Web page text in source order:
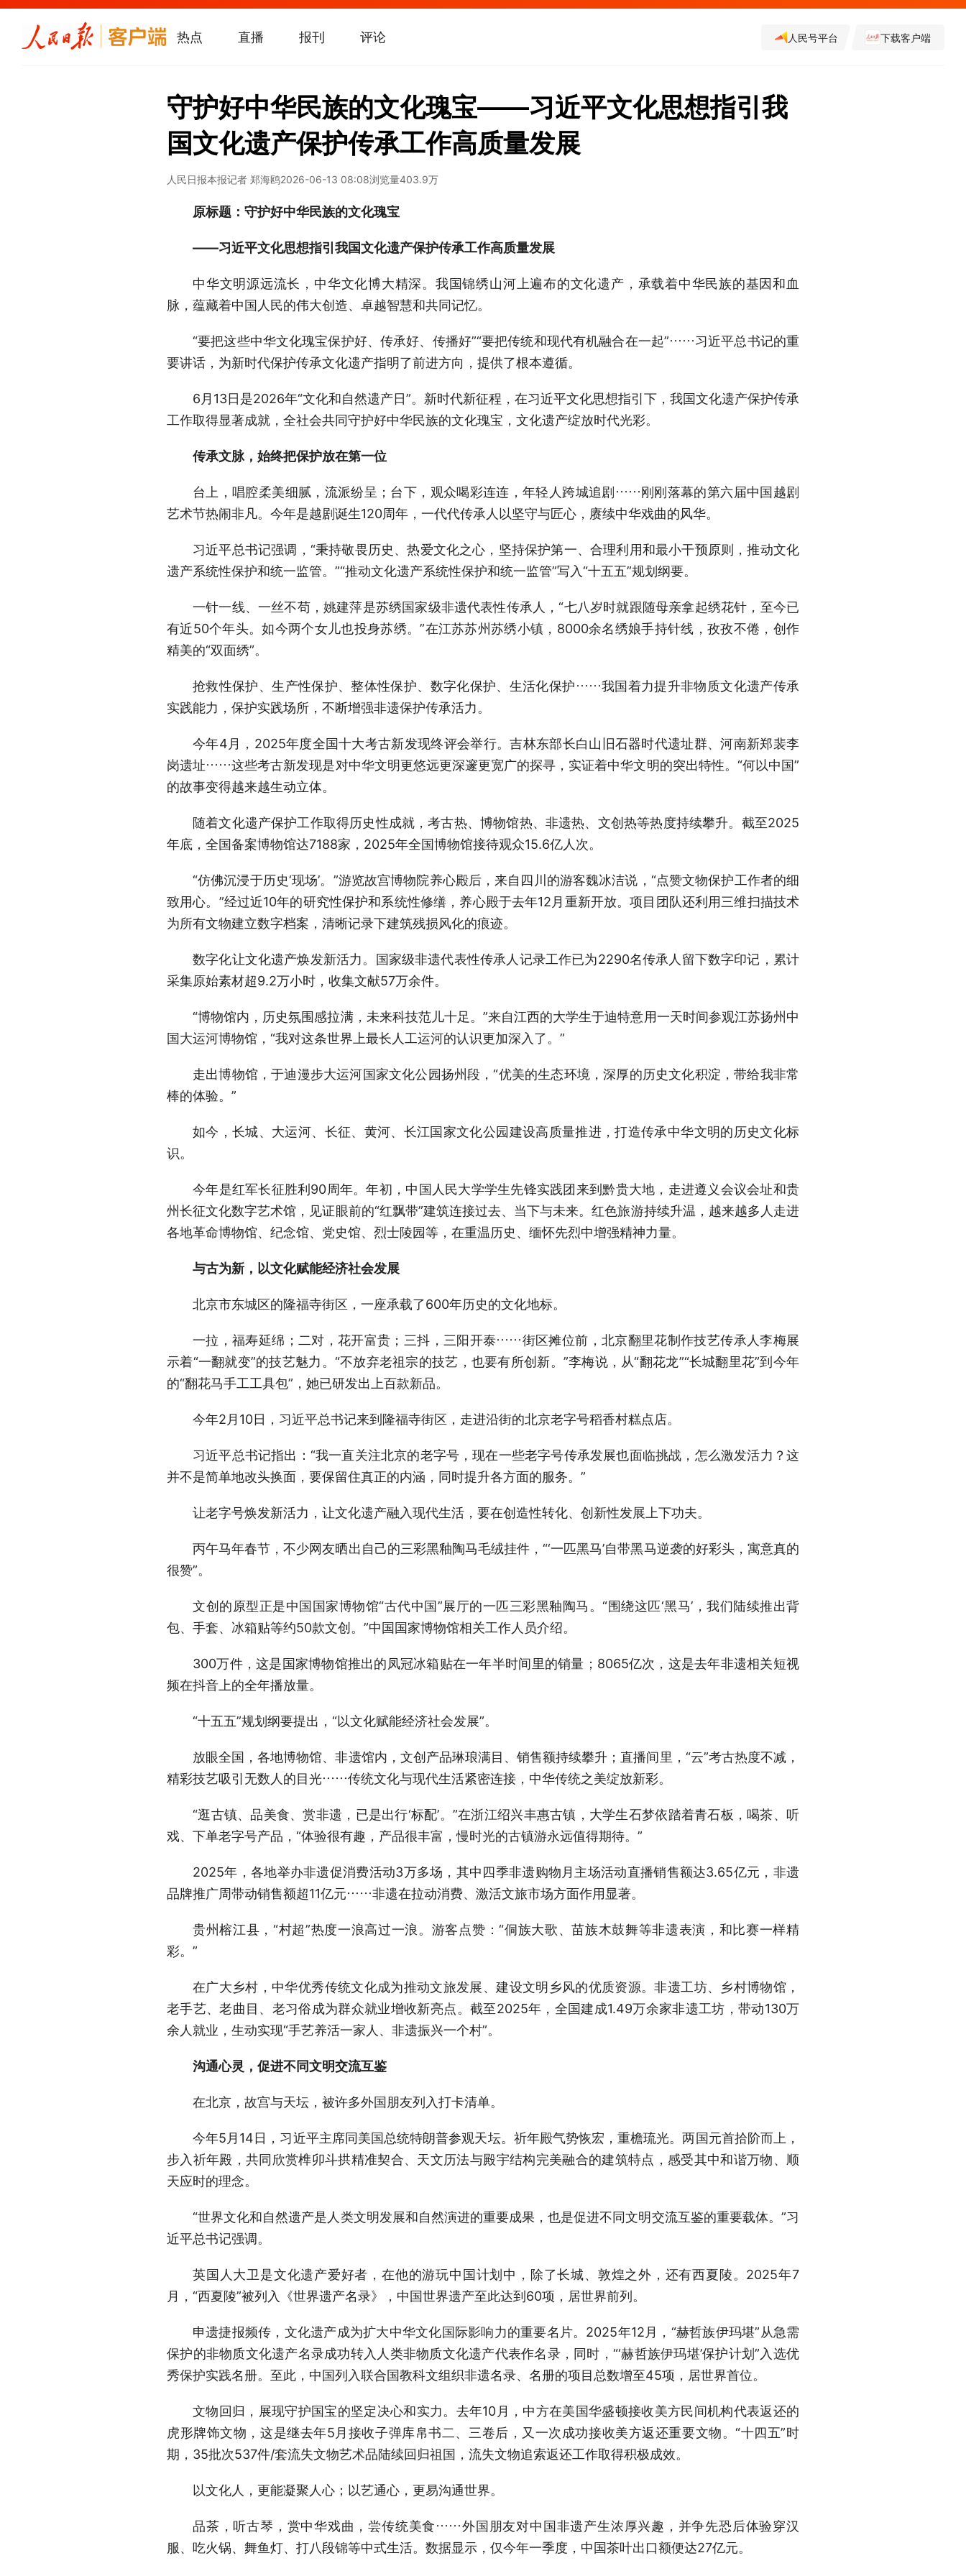
热点 直播 报刊 评论 人民号平台 下载客户端
守护好中华民族的文化瑰宝——习近平文化思想指引我
国文化遗产保护传承工作高质量发展
人民日报本报记者 郑海鸥2026-06-13 08:08浏览量403.9万
原标题：守护好中华民族的文化瑰宝
——习近平文化思想指引我国文化遗产保护传承工作高质量发展
中华文明源远流长，中华文化博大精深。我国锦绣山河上遍布的文化遗产，承载着中华民族的基因和血
脉，蕴藏着中国人民的伟大创造、卓越智慧和共同记忆。
“要把这些中华文化瑰宝保护好、传承好、传播好”“要把传统和现代有机融合在一起”……习近平总书记的重
要讲话，为新时代保护传承文化遗产指明了前进方向，提供了根本遵循。
6月13日是2026年“文化和自然遗产日”。新时代新征程，在习近平文化思想指引下，我国文化遗产保护传承
工作取得显著成就，全社会共同守护好中华民族的文化瑰宝，文化遗产绽放时代光彩。
传承文脉，始终把保护放在第一位
台上，唱腔柔美细腻，流派纷呈；台下，观众喝彩连连，年轻人跨城追剧……刚刚落幕的第六届中国越剧
艺术节热闹非凡。今年是越剧诞生120周年，一代代传承人以坚守与匠心，赓续中华戏曲的风华。
习近平总书记强调，“秉持敬畏历史、热爱文化之心，坚持保护第一、合理利用和最小干预原则，推动文化
遗产系统性保护和统一监管。”“推动文化遗产系统性保护和统一监管”写入“十五五”规划纲要。
一针一线、一丝不苟，姚建萍是苏绣国家级非遗代表性传承人，“七八岁时就跟随母亲拿起绣花针，至今已
有近50个年头。如今两个女儿也投身苏绣。”在江苏苏州苏绣小镇，8000余名绣娘手持针线，孜孜不倦，创作
精美的“双面绣”。
抢救性保护、生产性保护、整体性保护、数字化保护、生活化保护……我国着力提升非物质文化遗产传承
实践能力，保护实践场所，不断增强非遗保护传承活力。
今年4月，2025年度全国十大考古新发现终评会举行。吉林东部长白山旧石器时代遗址群、河南新郑裴李
岗遗址……这些考古新发现是对中华文明更悠远更深邃更宽广的探寻，实证着中华文明的突出特性。“何以中国”
的故事变得越来越生动立体。
随着文化遗产保护工作取得历史性成就，考古热、博物馆热、非遗热、文创热等热度持续攀升。截至2025
年底，全国备案博物馆达7188家，2025年全国博物馆接待观众15.6亿人次。
“仿佛沉浸于历史‘现场’。”游览故宫博物院养心殿后，来自四川的游客魏冰洁说，“点赞文物保护工作者的细
致用心。”经过近10年的研究性保护和系统性修缮，养心殿于去年12月重新开放。项目团队还利用三维扫描技术
为所有文物建立数字档案，清晰记录下建筑残损风化的痕迹。
数字化让文化遗产焕发新活力。国家级非遗代表性传承人记录工作已为2290名传承人留下数字印记，累计
采集原始素材超9.2万小时，收集文献57万余件。
“博物馆内，历史氛围感拉满，未来科技范儿十足。”来自江西的大学生于迪特意用一天时间参观江苏扬州中
国大运河博物馆，“我对这条世界上最长人工运河的认识更加深入了。”
走出博物馆，于迪漫步大运河国家文化公园扬州段，“优美的生态环境，深厚的历史文化积淀，带给我非常
棒的体验。”
如今，长城、大运河、长征、黄河、长江国家文化公园建设高质量推进，打造传承中华文明的历史文化标
识。
今年是红军长征胜利90周年。年初，中国人民大学学生先锋实践团来到黔贵大地，走进遵义会议会址和贵
州长征文化数字艺术馆，见证眼前的“红飘带”建筑连接过去、当下与未来。红色旅游持续升温，越来越多人走进
各地革命博物馆、纪念馆、党史馆、烈士陵园等，在重温历史、缅怀先烈中增强精神力量。
与古为新，以文化赋能经济社会发展
北京市东城区的隆福寺街区，一座承载了600年历史的文化地标。
一拉，福寿延绵；二对，花开富贵；三抖，三阳开泰……街区摊位前，北京翻里花制作技艺传承人李梅展
示着“一翻就变”的技艺魅力。“不放弃老祖宗的技艺，也要有所创新。”李梅说，从“翻花龙”“长城翻里花”到今年
的“翻花马手工工具包”，她已研发出上百款新品。
今年2月10日，习近平总书记来到隆福寺街区，走进沿街的北京老字号稻香村糕点店。
习近平总书记指出：“我一直关注北京的老字号，现在一些老字号传承发展也面临挑战，怎么激发活力？这
并不是简单地改头换面，要保留住真正的内涵，同时提升各方面的服务。”
让老字号焕发新活力，让文化遗产融入现代生活，要在创造性转化、创新性发展上下功夫。
丙午马年春节，不少网友晒出自己的三彩黑釉陶马毛绒挂件，“‘一匹黑马’自带黑马逆袭的好彩头，寓意真的
很赞”。
文创的原型正是中国国家博物馆“古代中国”展厅的一匹三彩黑釉陶马。“围绕这匹‘黑马’，我们陆续推出背
包、手套、冰箱贴等约50款文创。”中国国家博物馆相关工作人员介绍。
300万件，这是国家博物馆推出的凤冠冰箱贴在一年半时间里的销量；8065亿次，这是去年非遗相关短视
频在抖音上的全年播放量。
“十五五”规划纲要提出，“以文化赋能经济社会发展”。
放眼全国，各地博物馆、非遗馆内，文创产品琳琅满目、销售额持续攀升；直播间里，“云”考古热度不减，
精彩技艺吸引无数人的目光……传统文化与现代生活紧密连接，中华传统之美绽放新彩。
“逛古镇、品美食、赏非遗，已是出行‘标配’。”在浙江绍兴丰惠古镇，大学生石梦依踏着青石板，喝茶、听
戏、下单老字号产品，“体验很有趣，产品很丰富，慢时光的古镇游永远值得期待。”
2025年，各地举办非遗促消费活动3万多场，其中四季非遗购物月主场活动直播销售额达3.65亿元，非遗
品牌推广周带动销售额超11亿元……非遗在拉动消费、激活文旅市场方面作用显著。
贵州榕江县，“村超”热度一浪高过一浪。游客点赞：“侗族大歌、苗族木鼓舞等非遗表演，和比赛一样精
彩。”
在广大乡村，中华优秀传统文化成为推动文旅发展、建设文明乡风的优质资源。非遗工坊、乡村博物馆，
老手艺、老曲目、老习俗成为群众就业增收新亮点。截至2025年，全国建成1.49万余家非遗工坊，带动130万
余人就业，生动实现“手艺养活一家人、非遗振兴一个村”。
沟通心灵，促进不同文明交流互鉴
在北京，故宫与天坛，被许多外国朋友列入打卡清单。
今年5月14日，习近平主席同美国总统特朗普参观天坛。祈年殿气势恢宏，重檐琉光。两国元首拾阶而上，
步入祈年殿，共同欣赏榫卯斗拱精准契合、天文历法与殿宇结构完美融合的建筑特点，感受其中和谐万物、顺
天应时的理念。
“世界文化和自然遗产是人类文明发展和自然演进的重要成果，也是促进不同文明交流互鉴的重要载体。”习
近平总书记强调。
英国人大卫是文化遗产爱好者，在他的游玩中国计划中，除了长城、敦煌之外，还有西夏陵。2025年7
月，“西夏陵”被列入《世界遗产名录》，中国世界遗产至此达到60项，居世界前列。
申遗捷报频传，文化遗产成为扩大中华文化国际影响力的重要名片。2025年12月，“赫哲族伊玛堪”从急需
保护的非物质文化遗产名录成功转入人类非物质文化遗产代表作名录，同时，“‘赫哲族伊玛堪’保护计划”入选优
秀保护实践名册。至此，中国列入联合国教科文组织非遗名录、名册的项目总数增至45项，居世界首位。
文物回归，展现守护国宝的坚定决心和实力。去年10月，中方在美国华盛顿接收美方民间机构代表返还的
虎形牌饰文物，这是继去年5月接收子弹库帛书二、三卷后，又一次成功接收美方返还重要文物。“十四五”时
期，35批次537件/套流失文物艺术品陆续回归祖国，流失文物追索返还工作取得积极成效。
以文化人，更能凝聚人心；以艺通心，更易沟通世界。
品茶，听古琴，赏中华戏曲，尝传统美食……外国朋友对中国非遗产生浓厚兴趣，并争先恐后体验穿汉
服、吃火锅、舞鱼灯、打八段锦等中式生活。数据显示，仅今年一季度，中国茶叶出口额便达27亿元。